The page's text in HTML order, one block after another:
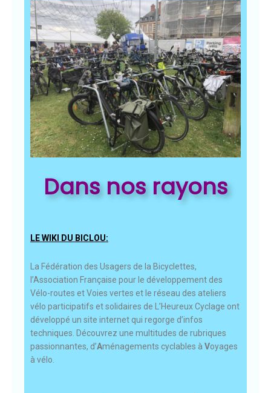
Dans nos rayons
LE WIKI DU BICLOU:
La Fédération des Usagers de la Bicyclettes,
l’Association Française pour le développement des
Vélo-routes et Voies vertes et le réseau des ateliers
vélo participatifs et solidaires de L’Heureux Cyclage ont
développé un site internet qui regorge d’infos
techniques. Découvrez une multitudes de rubriques
passionnantes, d’Aménagements cyclables à Voyages
à vélo.